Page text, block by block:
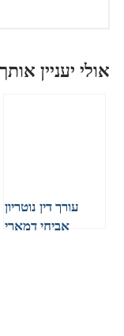
אולי יעניין
עורך דין נוטריון
אביחי דמארי